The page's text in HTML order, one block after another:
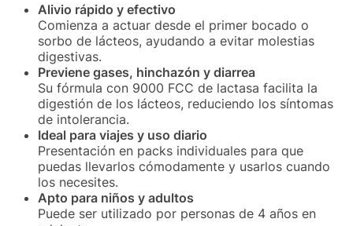
Alivio rápido y efectivo
Comienza a actuar desde el primer bocado o
sorbo de lácteos, ayudando a evitar molestias
digestivas.
Previene gases, hinchazón y diarrea
Su fórmula con 9000 FCC de lactasa facilita la
digestión de los lácteos, reduciendo los síntomas
de intolerancia.
Ideal para viajes y uso diario
Presentación en packs individuales para que
puedas llevarlos cómodamente y usarlos cuando
los necesites.
Apto para niños y adultos
Puede ser utilizado por personas de 4 años en